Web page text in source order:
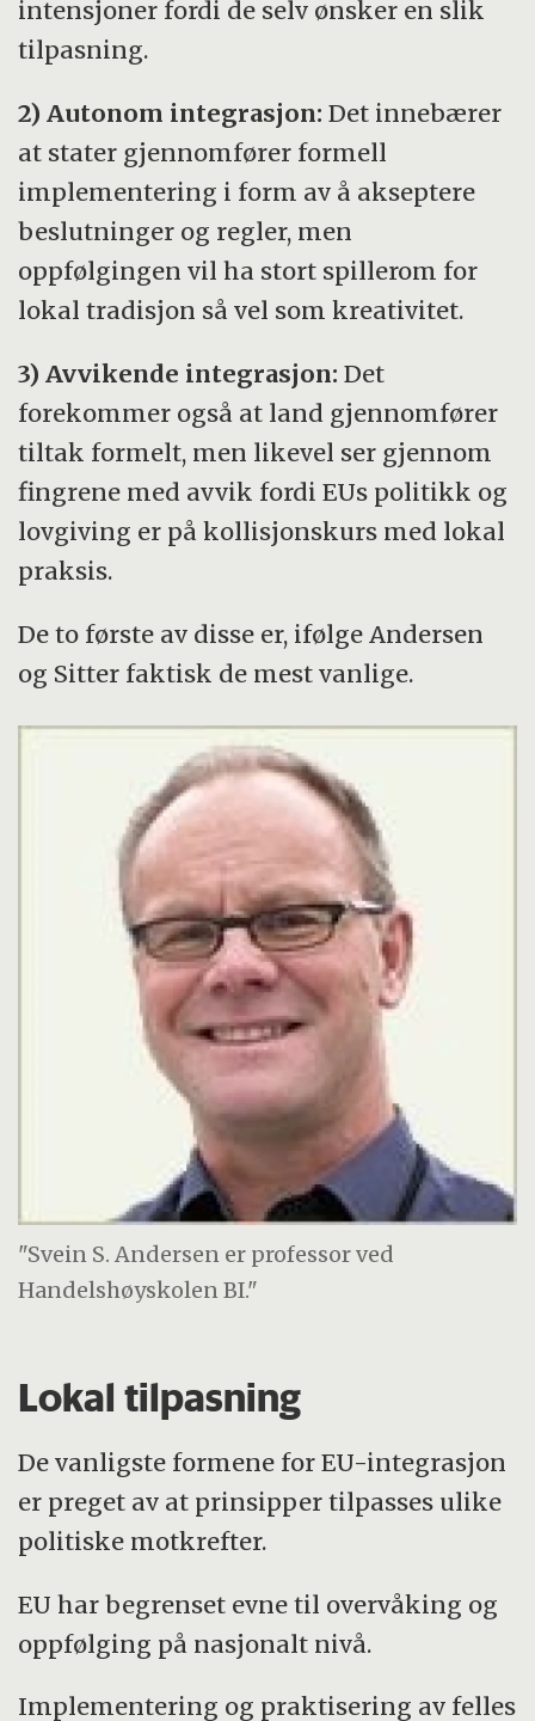
intensjoner fordi de selv ønsker en slik
tilpasning.
2) Autonom integrasjon: Det innebærer
at stater gjennomfører formell
implementering i form av å akseptere
beslutninger og regler, men
oppfølgingen vil ha stort spillerom for
lokal tradisjon så vel som kreativitet.
3) Avvikende integrasjon: Det
forekommer også at land gjennomfører
tiltak formelt, men likevel ser gjennom
fingrene med avvik fordi EUs politikk og
lovgiving er på kollisjonskurs med lokal
praksis.
De to første av disse er, ifølge Andersen
og Sitter faktisk de mest vanlige.
"Svein S. Andersen er professor ved
Handelshøyskolen BI."
Lokal tilpasning
De vanligste formene for EU-integrasjon
er preget av at prinsipper tilpasses ulike
politiske motkrefter.
EU har begrenset evne til overvåking og
oppfølging på nasjonalt nivå.
Implementering og praktisering av felles